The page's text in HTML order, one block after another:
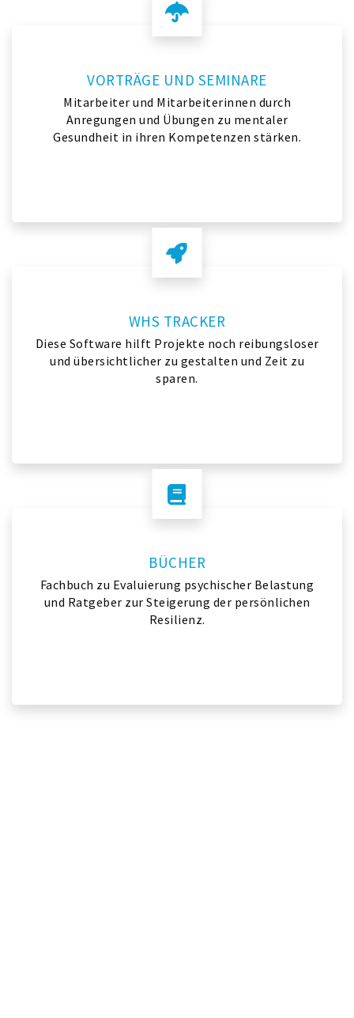
VORTRÄGE UND SEMINARE
Mitarbeiter und Mitarbeiterinnen durch
Anregungen und Übungen zu mentaler
Gesundheit in ihren Kompetenzen stärken.
WHS TRACKER
Diese Software hilft Projekte noch reibungsloser
und übersichtlicher zu gestalten und Zeit zu
sparen.
BÜCHER
Fachbuch zu Evaluierung psychischer Belastung
und Ratgeber zur Steigerung der persönlichen
Resilienz.